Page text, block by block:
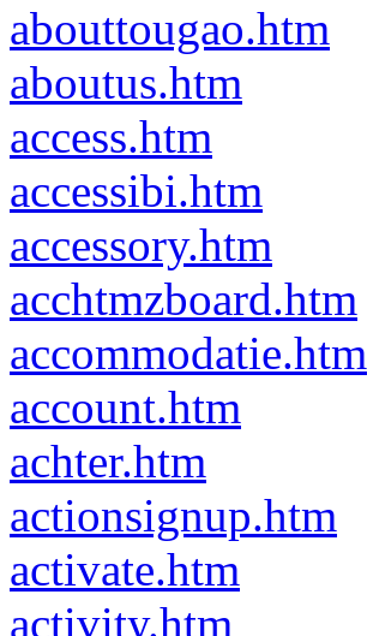
abouttougao.htm
aboutus.htm
access.htm
accessibi.htm
accessory.htm
acchtmzboard.htm
accommodatie.htm
account.htm
achter.htm
actionsignup.htm
activate.htm
activity.htm